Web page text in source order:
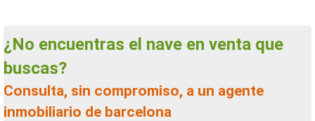
¿No encuentras el nave en venta que
buscas?
Consulta, sin compromiso, a un agente
inmobiliario de barcelona